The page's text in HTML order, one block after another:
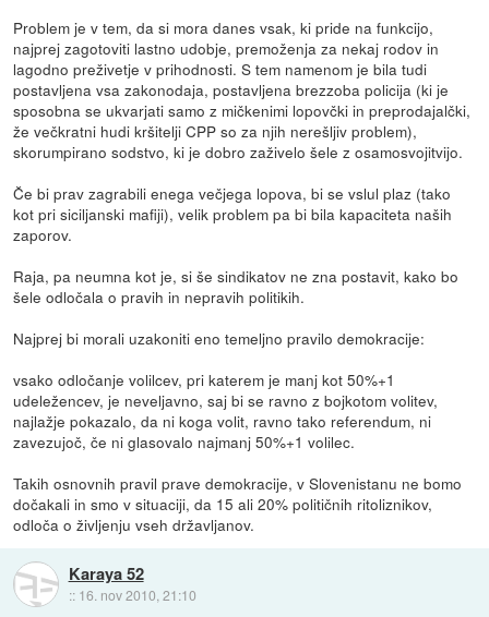
Problem je v tem, da si mora danes vsak, ki pride na funkcijo,
najprej zagotoviti lastno udobje, premoženja za nekaj rodov in
lagodno preživetje v prihodnosti. S tem namenom je bila tudi
postavljena vsa zakonodaja, postavljena brezzoba policija (ki je
sposobna se ukvarjati samo z mičkenimi lopovčki in preprodajalčki,
že večkratni hudi kršitelji CPP so za njih nerešljiv problem),
skorumpirano sodstvo, ki je dobro zaživelo šele z osamosvojitvijo.
Če bi prav zagrabili enega večjega lopova, bi se vslul plaz (tako
kot pri siciljanski mafiji), velik problem pa bi bila kapaciteta naših
zaporov.
Raja, pa neumna kot je, si še sindikatov ne zna postavit, kako bo
šele odločala o pravih in nepravih politikih.
Najprej bi morali uzakoniti eno temeljno pravilo demokracije:
vsako odločanje volilcev, pri katerem je manj kot 50%+1
udeležencev, je neveljavno, saj bi se ravno z bojkotom volitev,
najlažje pokazalo, da ni koga volit, ravno tako referendum, ni
zavezujoč, če ni glasovalo najmanj 50%+1 volilec.
Takih osnovnih pravil prave demokracije, v Slovenistanu ne bomo
dočakali in smo v situaciji, da 15 ali 20% političnih ritoliznikov,
odloča o življenju vseh državljanov.
Karaya 52
:: 16. nov 2010, 21:10